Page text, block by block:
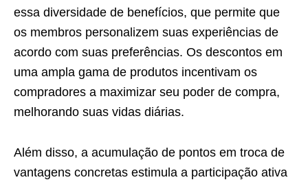
essa diversidade de benefícios, que permite que
os membros personalizem suas experiências de
acordo com suas preferências. Os descontos em
uma ampla gama de produtos incentivam os
compradores a maximizar seu poder de compra,
melhorando suas vidas diárias.
Além disso, a acumulação de pontos em troca de
vantagens concretas estimula a participação ativa